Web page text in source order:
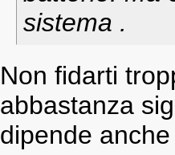
sistema .
Non fidarti
abbastanza
dipende